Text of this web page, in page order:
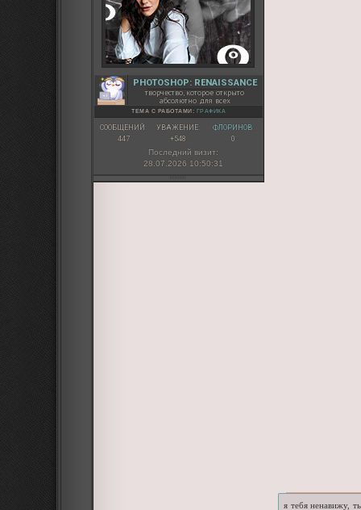
PHOTOSHOP: RENAISSANCE
творчество, которое открыто
абсолютно для всех
ТЕМА С РАБОТАМИ: ГРАФИКА
СООБЩЕНИЙ:
447
УВАЖЕНИЕ:
+548
ФЛОРИНОВ:
0
Последний визит:
28.07.2026 10:50:31
я тебя ненавижу,